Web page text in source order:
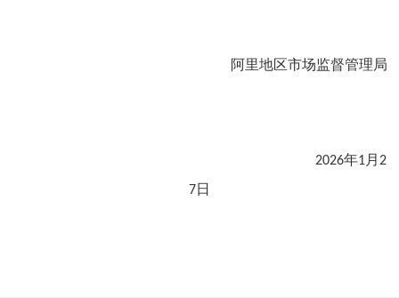
阿里地区市场监督管理局
2026年1月 2
7日